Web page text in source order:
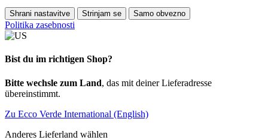
Shrani nastavitve Strinjam se Samo obvezno
Politika zasebnosti
Bist du im richtigen Shop?
Bitte wechsle zum Land, das mit deiner Lieferadresse
übereinstimmt.
Zu Ecco Verde International (English)
Anderes Lieferland wählen